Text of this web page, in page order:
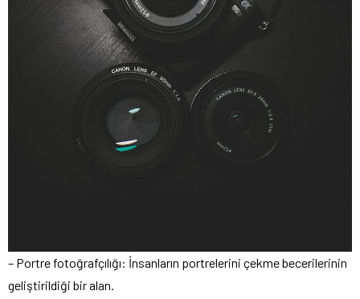
– Portre fotoğrafçılığı: İnsanların portrelerini çekme becerilerinin
geliştirildiği bir alan.